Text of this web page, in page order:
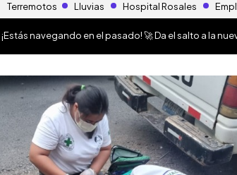
Terremotos Lluvias Hospital Rosales
¡Estás navegando en el pasado! 🚀 Da el salto a la